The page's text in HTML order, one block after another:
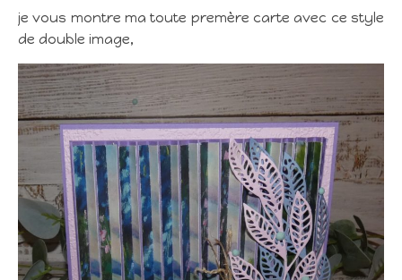
je vous montre ma toute premère carte avec ce style
de double image,